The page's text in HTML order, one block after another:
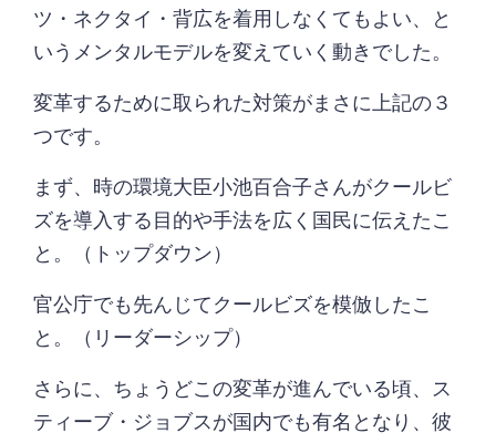
ツ・ネクタイ・背広を着用しなくてもよい、と
いうメンタルモデルを変えていく動きでした。
変革するために取られた対策がまさに上記の３
つです。
まず、時の環境大臣小池百合子さんがクールビ
ズを導入する目的や手法を広く国民に伝えたこ
と。（トップダウン）
官公庁でも先んじてクールビズを模倣したこ
と。（リーダーシップ）
さらに、ちょうどこの変革が進んでいる頃、ス
ティーブ・ジョブスが国内でも有名となり、彼